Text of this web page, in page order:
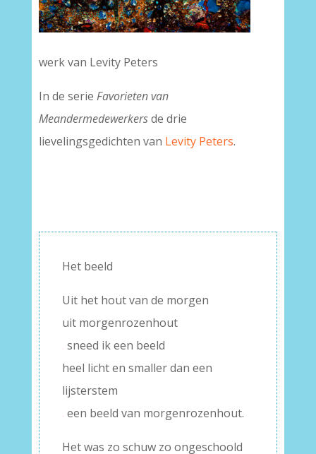
werk van Levity Peters
In de serie Favorieten van
Meandermedewerkersde drie
lievelingsgedichten van Levity Peters.
Het beeld
Uit het hout van de morgen
uit morgenrozenhout
. sneed ik een beeld
heel licht en smaller dan een
lijsterstem
. een beeld van morgenrozenhout.
Het was zo schuw zo ongeschoold